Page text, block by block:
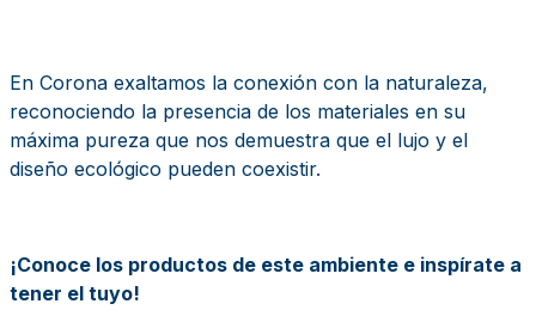
En Corona exaltamos la conexión con la naturaleza,
reconociendo la presencia de los materiales en su
máxima pureza que nos demuestra que el lujo y el
diseño ecológico pueden coexistir.
¡Conoce los productos de este ambiente e inspírate a
tener el tuyo!